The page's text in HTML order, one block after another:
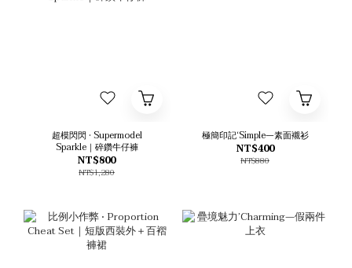
超模閃閃 • Supermodel
Sparkle｜碎鑽牛仔褲
NT$800
NT$1,280
極簡印記‘Simple—素面襯衫
NT$400
NT$880